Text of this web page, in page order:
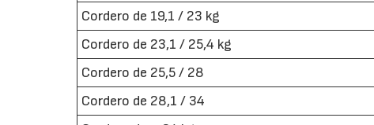
Cordero de 19,1 / 23 kg
Cordero de 23,1 / 25,4 kg
Cordero de 25,5 / 28
Cordero de 28,1 / 34